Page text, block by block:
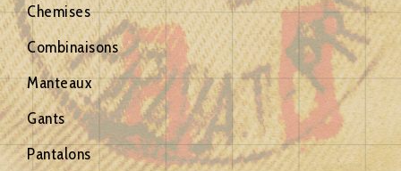
Chemises
Combinaisons
Manteaux
Gants
Pantalons